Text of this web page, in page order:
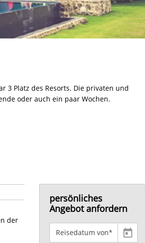
3 Platz des Resorts. Die privaten und
oder auch ein paar Wochen.
der
persönliches
Angebot anfordern